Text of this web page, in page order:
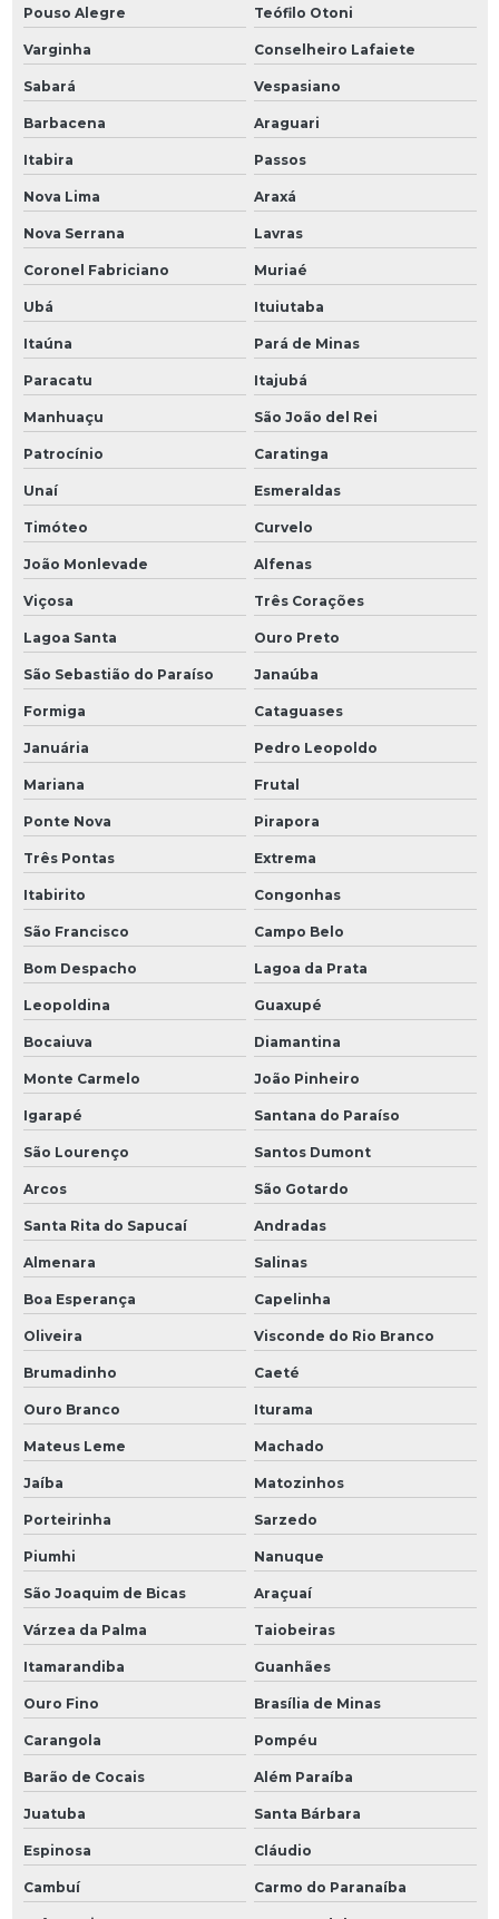
Pouso Alegre Teófilo Otoni
Varginha Conselheiro Lafaiete
Sabará Vespasiano
Barbacena Araguari
Itabira Passos
Nova Lima Araxá
Nova Serrana Lavras
Coronel Fabriciano Muriaé
Ubá Ituiutaba
Itaúna Pará de Minas
Paracatu Itajubá
Manhuaçu São João del Rei
Patrocínio Caratinga
Unaí Esmeraldas
Timóteo Curvelo
João Monlevade Alfenas
Viçosa Três Corações
Lagoa Santa Ouro Preto
São Sebastião do Paraíso Janaúba
Formiga Cataguases
Januária Pedro Leopoldo
Mariana Frutal
Ponte Nova Pirapora
Três Pontas Extrema
Itabirito Congonhas
São Francisco Campo Belo
Bom Despacho Lagoa da Prata
Leopoldina Guaxupé
Bocaiuva Diamantina
Monte Carmelo João Pinheiro
Igarapé Santana do Paraíso
São Lourenço Santos Dumont
Arcos São Gotardo
Santa Rita do Sapucaí Andradas
Almenara Salinas
Boa Esperança Capelinha
Oliveira Visconde do Rio Branco
Brumadinho Caeté
Ouro Branco Iturama
Mateus Leme Machado
Jaíba Matozinhos
Porteirinha Sarzedo
Piumhi Nanuque
São Joaquim de Bicas Araçuaí
Várzea da Palma Taiobeiras
Itamarandiba Guanhães
Ouro Fino Brasília de Minas
Carangola Pompéu
Barão de Cocais Além Paraíba
Juatuba Santa Bárbara
Espinosa Cláudio
Cambuí Carmo do Paranaíba